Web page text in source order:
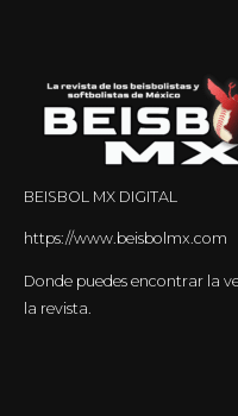
BEISBOL MX DIGITAL
https://www.beisbolmx.com
Donde puedes encontrar la
la revista.